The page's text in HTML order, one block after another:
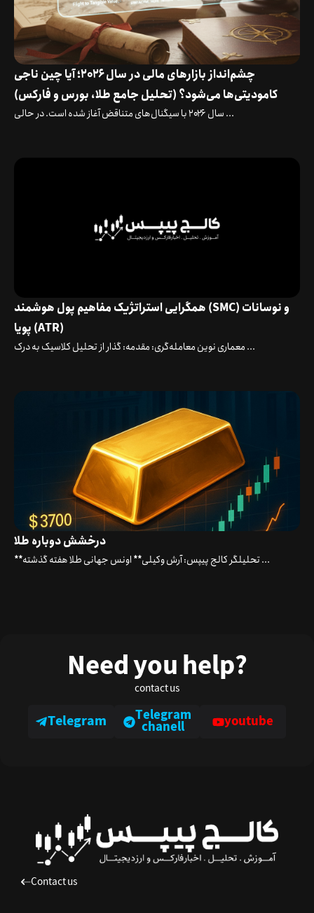
چشم‌انداز بازارهای مالی در سال ۲۰۲۶؛ آیا چین ناجی
کامودیتی‌ها می‌شود؟ (تحلیل جامع طلا، بورس و فارکس)
سال ۲۰۲۶ با سیگنال‌های متناقض آغاز شده است. در حالی ...
همگرایی استراتژیک مفاهیم پول هوشمند (SMC) و نوسانات
پویا (ATR)
معماری نوین معامله‌گری: مقدمه: گذار از تحلیل کلاسیک به درک ...
درخشش دوباره طلا
**تحلیلگر کالج پیپس: آرش وکیلی** اونس جهانی طلا هفته گذشته ...
Need you help?
contact us
Telegram Telegram
chanell youtube
Contact us